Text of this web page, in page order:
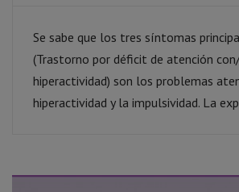
Se sabe que los tres síntomas
(Trastorno por déficit de atención
hiperactividad) son los problemas
hiperactividad y la impulsividad. La